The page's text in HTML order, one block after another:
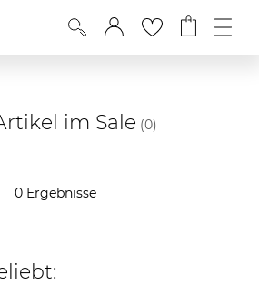
im Sale (0)
0 Ergebnisse